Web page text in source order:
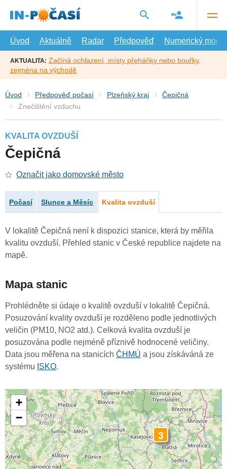
hlavní
Úvod
Aktuálně Radar Předpověď Numerický model
AKTUALITA: Začíná ochlazení, místy přeháňky nebo bouřky,
zejména na východě
Úvod Předpověď počasí Plzeňský kraj
Čepičná
Znečištění vzduchu
KVALITA OVZDUŠÍ
Čepičná
Označit jako domovské město
Počasí Slunce a Měsíc Kvalita ovzduší
V lokalitě Čepičná není k dispozici stanice, která by měřila
kvalitu ovzduší. Přehled stanic v České republice najdete na
mapě.
Mapa stanic
Prohlédněte si údaje o kvalitě ovzduší v lokalitě Čepičná.
Posuzování kvality ovzduší je rozděleno podle jednotlivých
veličin (PM10, NO2 atd.). Celková kvalita ovzduší je
posuzována podle nejméně příznivě hodnocené veličiny.
Data jsou měřena na stanicích ČHMÚ a jsou získáváná ze
systému ISKO.
3
+
−